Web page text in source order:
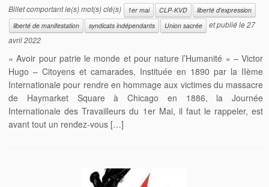
Billet comportant le(s) mot(s) clé(s) 1er mai CLP-KVD
liberté d'expression
liberté de manifestation
syndicats indépendants Union sacrée et publié le27
avril 2022
« Avoir pour patrie le monde et pour nature l’Humanité » – Victor
Hugo – Citoyens et camarades, Instituée en 1890 par la IIème
Internationale pour rendre en hommage aux victimes du massacre
de Haymarket Square à Chicago en 1886, la Journée
Internationale des Travailleurs du 1er Mai, il faut le rappeler, est
avant tout un rendez-vous […]